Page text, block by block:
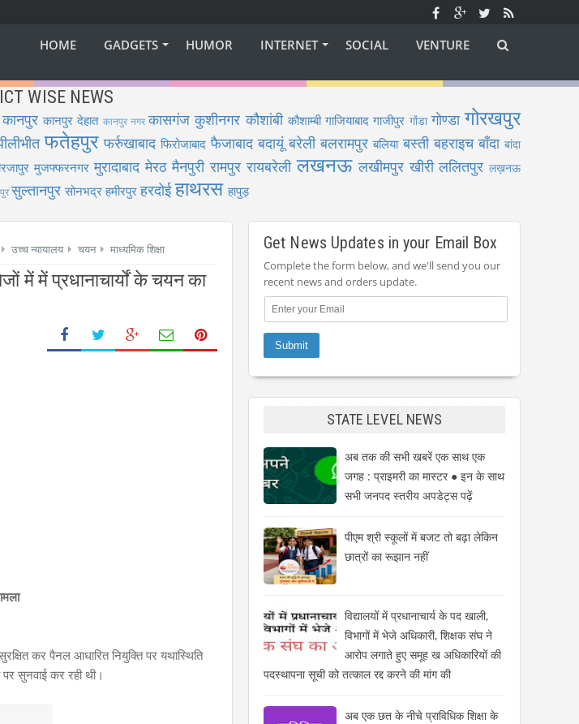
HOME GADGETS HUMOR INTERNET SOCIAL VENTURE
WISE NEWS
कानपुर कानपुर देहात कानपुर नगर कासगंज कुशीनगर कौशांबी कौशाम्बी गाजियाबाद गाजीपुर गोंडा गोण्डा गोरखपुर
फतेहपुर फर्रुखाबाद फिरोजाबाद फैजाबाद बदायूं बरेली बलरामपुर बलिया बस्ती बहराइच बाँदा बांदा
मुजफ्फरनगर मुरादाबाद मेरठ मैनपुरी रामपुर रायबरेली लखनऊ लखीमपुर खीरी ललितपुर लख़नऊ
सुल्तानपुर सोनभद्र हमीरपुर हरदोई हाथरस हापुड़
उच्च न्यायालय चयन माध्यमिक शिक्षा
में में प्रधानाचार्यों के चयन का
कर पैनल आधारित नियुक्ति पर यथास्थिति
सुनवाई कर रही थी।
Get News Updates in your Email Box
Complete the form below, and we'll send you our
recent news and orders update.
STATE LEVEL NEWS
अब तक की सभी खबरें एक साथ एक
जगह : प्राइमरी का मास्टर ● इन के साथ
सभी जनपद स्तरीय अपडेट्स पढ़ें
पीएम श्री स्कूलों में बजट तो बढ़ा लेकिन
छात्रों का रूझान नहीं
विद्यालयों में प्रधानाचार्य के पद खाली,
विभागों में भेजे अधिकारी, शिक्षक संघ ने
आरोप लगाते हुए समूह ख अधिकारियों की
पदस्थापना सूची को तत्काल रद्द करने की मांग की
अब एक छत के नीचे प्राविधिक शिक्षा के